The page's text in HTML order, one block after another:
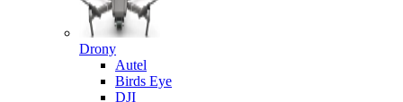
Drony
Autel
Birds Eye
DJI